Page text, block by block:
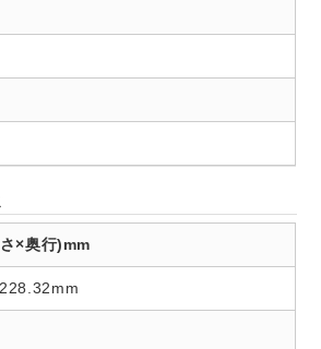
×奥行)mm